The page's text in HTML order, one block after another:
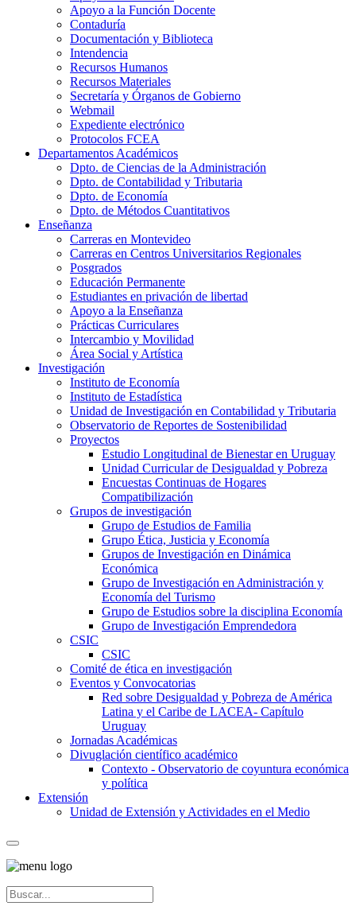
Apoyo a la Función Docente
Contaduría
Documentación y Biblioteca
Intendencia
Recursos Humanos
Recursos Materiales
Secretaría y Órganos de Gobierno
Webmail
Expediente electrónico
Protocolos FCEA
Departamentos Académicos
Dpto. de Ciencias de la Administración
Dpto. de Contabilidad y Tributaria
Dpto. de Economía
Dpto. de Métodos Cuantitativos
Enseñanza
Carreras en Montevideo
Carreras en Centros Universitarios Regionales
Posgrados
Educación Permanente
Estudiantes en privación de libertad
Apoyo a la Enseñanza
Prácticas Curriculares
Intercambio y Movilidad
Área Social y Artística
Investigación
Instituto de Economía
Instituto de Estadística
Unidad de Investigación en Contabilidad y Tributaria
Observatorio de Reportes de Sostenibilidad
Proyectos
Estudio Longitudinal de Bienestar en Uruguay
Unidad Curricular de Desigualdad y Pobreza
Encuestas Continuas de Hogares
Compatibilización
Grupos de investigación
Grupo de Estudios de Familia
Grupo Ética, Justicia y Economía
Grupos de Investigación en Dinámica
Económica
Grupo de Investigación en Administración y
Economía del Turismo
Grupo de Estudios sobre la disciplina Economía
Grupo de Investigación Emprendedora
CSIC
CSIC
Comité de ética en investigación
Eventos y Convocatorias
Red sobre Desigualdad y Pobreza de América
Latina y el Caribe de LACEA- Capítulo
Uruguay
Jornadas Académicas
Divuglación científico académico
Contexto - Observatorio de coyuntura económica
y política
Extensión
Unidad de Extensión y Actividades en el Medio